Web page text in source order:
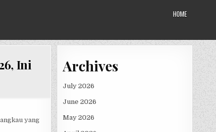
HOME
Ini
yang
Archives
July 2026
June 2026
May 2026